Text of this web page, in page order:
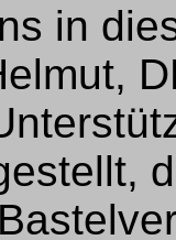
in